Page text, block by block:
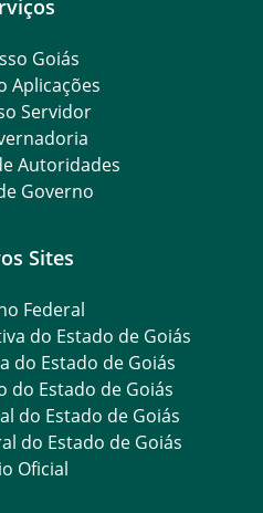
Goiás
Aplicações
Servidor
Autoridades
Governo
Sites
Federal
do Estado de Goiás
do Estado de Goiás
do Estado de Goiás
do Estado de Goiás
do Estado de Goiás
Oficial